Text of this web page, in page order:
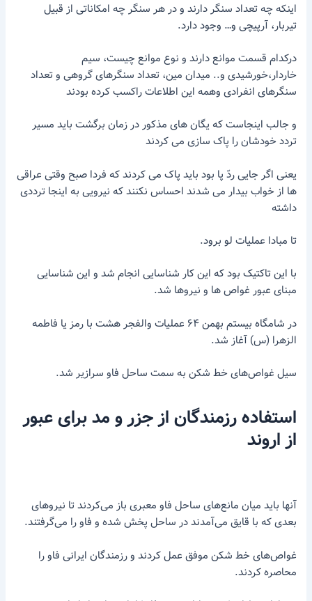
اینکه چه تعداد سنگر دارند و در هر سنگر چه امکاناتی از قبیل
تیربار، آرپیچی و… وجود دارد.
درکدام قسمت موانع دارند و نوع موانع چیست، سیم
خاردار،خورشیدی و.. میدان مین، تعداد سنگرهای گروهی و تعداد
سنگرهای انفرادی وهمه این اطلاعات راکسب کرده بودند
و جالب اینجاست که یگان های مذکور در زمان برگشت باید مسیر
تردد خودشان را پاک سازی می کردند
یعنی اگر جایی ردّ پا بود باید پاک می کردند که فردا صبح وقتی عراقی
ها از خواب بیدار می شدند احساس نکنند که نیرویی به اینجا ترددی
داشته
تا مبادا عملیات لو برود.
با این تاکتیک بود که این کار شناسایی انجام شد و این شناسایی
مبنای عبور غواص ها و نیروها شد.
در شامگاه بیستم بهمن ۶۴ عملیات والفجر هشت با رمز یا فاطمه
الزهرا (س) آغاز شد.
سیل غواص‌های خط‌ شکن به سمت ساحل فاو سرازیر شد.
استفاده رزمندگان از جزر و مد برای عبور
از اروند
آنها باید میان مانع‌های ساحل فاو معبری باز می‌کردند تا نیروهای
بعدی که با قایق می‌آمدند در ساحل پخش شده و فاو را می‌گرفتند.
غواص‌های خط شکن موفق عمل کردند و رزمندگان ایرانی فاو را
محاصره کردند.